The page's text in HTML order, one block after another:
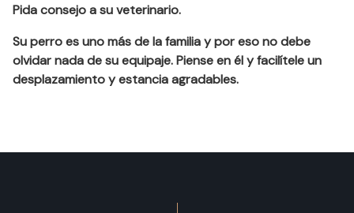
Pida consejo a su veterinario.
Su perro es uno más de la familia y por eso no debe
olvidar nada de su equipaje. Piense en él y facilítele un
desplazamiento y estancia agradables.